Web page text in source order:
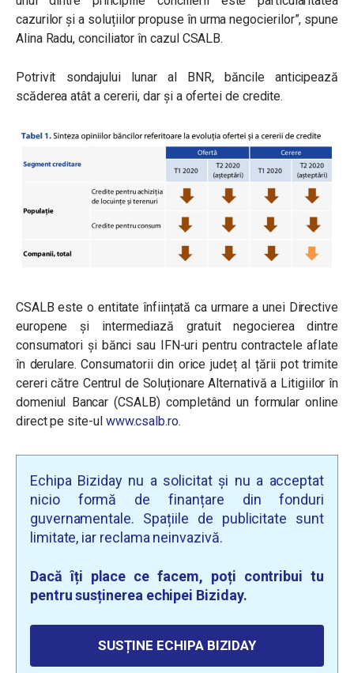
cazurilor și a soluțiilor propuse în urma negocierilor”, spune
Alina Radu, conciliator în cazul CSALB.
Potrivit sondajului lunar al BNR, băncile anticipează
scăderea atât a cererii, dar și a ofertei de credite.
CSALB este o entitate înființată ca urmare a unei Directive
europene și intermediază gratuit negocierea dintre
consumatori și bănci sau IFN-uri pentru contractele aflate
în derulare. Consumatorii din orice județ al țării pot trimite
cereri către Centrul de Soluționare Alternativă a Litigiilor în
domeniul Bancar (CSALB) completând un formular online
direct pe site-ul www.csalb.ro.
Echipa Biziday nu a solicitat și nu a acceptat
nicio formă de finanțare din fonduri
guvernamentale. Spațiile de publicitate sunt
limitate, iar reclama neinvazivă.
Dacă îți place ce facem, poți contribui tu
pentru susținerea echipei Biziday.
SUSȚINE ECHIPA BIZIDAY